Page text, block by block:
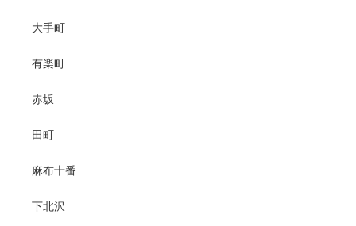
大手町
有楽町
赤坂
田町
麻布十番
下北沢